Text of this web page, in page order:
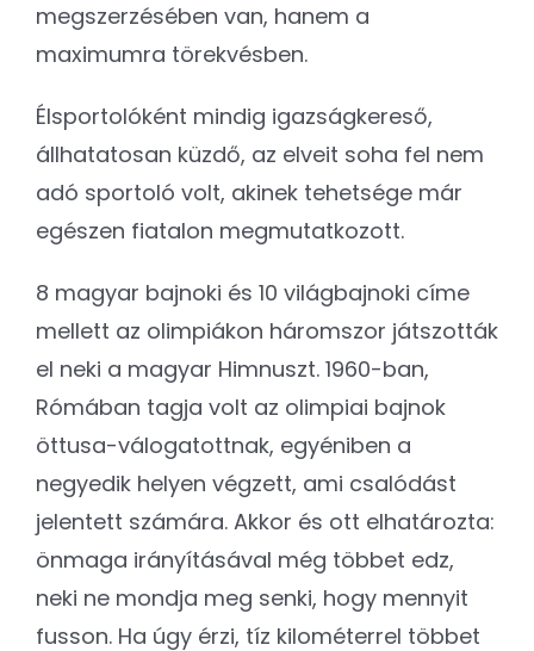
megszerzésében van, hanem a
maximumra törekvésben.
Élsportolóként mindig igazságkereső,
állhatatosan küzdő, az elveit soha fel nem
adó sportoló volt, akinek tehetsége már
egészen fiatalon megmutatkozott.
8 magyar bajnoki és 10 világbajnoki címe
mellett az olimpiákon háromszor játszották
el neki a magyar Himnuszt. 1960-ban,
Rómában tagja volt az olimpiai bajnok
öttusa-válogatottnak, egyéniben a
negyedik helyen végzett, ami csalódást
jelentett számára. Akkor és ott elhatározta:
önmaga irányításával még többet edz,
neki ne mondja meg senki, hogy mennyit
fusson. Ha úgy érzi, tíz kilométerrel többet